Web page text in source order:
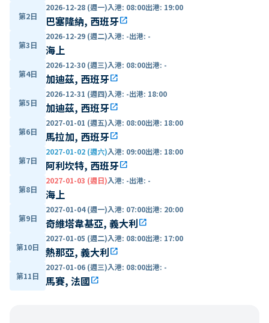
第2日
2026-12-28 (週一)入港: 08:00出港: 19:00
巴塞隆納, 西班牙open_in_new
第3日
2026-12-29 (週二)入港: -出港: -
海上
第4日
2026-12-30 (週三)入港: 08:00出港: -
加迪茲, 西班牙open_in_new
第5日
2026-12-31 (週四)入港: -出港: 18:00
加迪茲, 西班牙open_in_new
第6日
2027-01-01 (週五)入港: 08:00出港: 18:00
馬拉加, 西班牙open_in_new
第7日
2027-01-02 (週六)入港: 09:00出港: 18:00
阿利坎特, 西班牙open_in_new
第8日
2027-01-03 (週日)入港: -出港: -
海上
第9日
2027-01-04 (週一)入港: 07:00出港: 20:00
奇維塔韋基亞, 義大利open_in_new
第10日
2027-01-05 (週二)入港: 08:00出港: 17:00
熱那亞, 義大利open_in_new
第11日
2027-01-06 (週三)入港: 08:00出港: -
馬賽, 法國open_in_new